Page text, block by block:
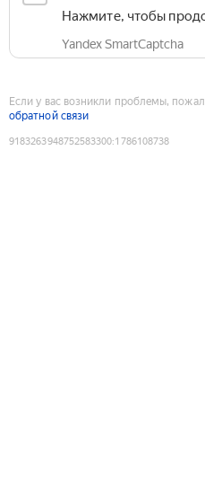
Нажмите, чтобы
Yandex SmartCaptcha
Если у вас возникли проблемы,
обратной связи
9183263948752583300:1786108738